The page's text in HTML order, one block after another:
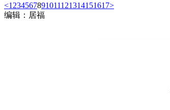
<1 234567891011121314151617>
编辑：居福